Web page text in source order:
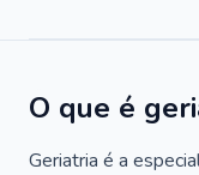
O que é
Geriatria é a